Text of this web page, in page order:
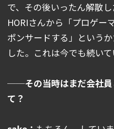
で、その後いったん解散
HORIさんから「プロゲー
ポンサードする」という
した。これは今でも続いて
──その当時はまだ会社員
て？